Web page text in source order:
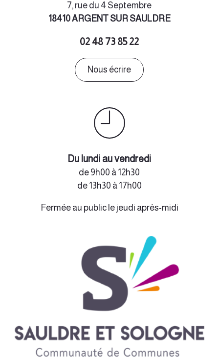
7, rue du 4 Septembre
18410 ARGENT SUR SAULDRE
02 48 73 85 22
Nous écrire
Du lundi au vendredi
de 9h00 à 12h30
de 13h30 à 17h00
Fermée au public le jeudi après-midi